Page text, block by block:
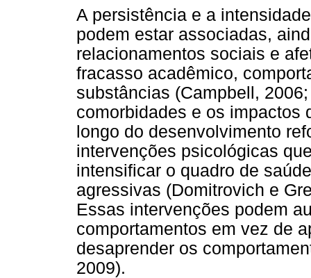
A persistência e a
podem estar associadas,
relacionamentos sociais e
fracasso acadêmico,
substâncias (Campbell,
comorbidades e os impactos
longo do desenvolvimento
intervenções psicológicas
intensificar o quadro de
agressivas (Domitrovich e
Essas intervenções podem
comportamentos em vez de
desaprender os
2009).